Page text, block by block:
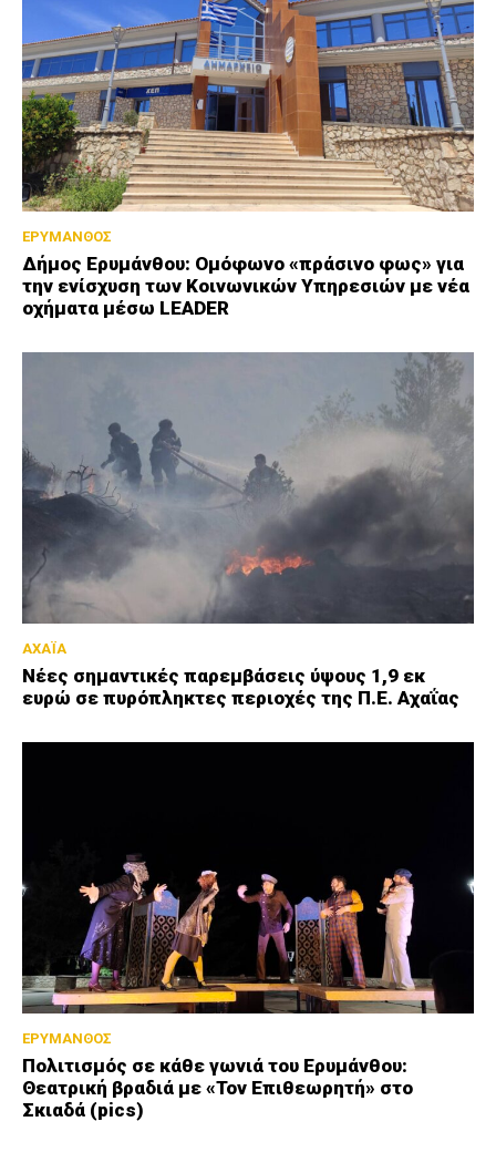
ΕΡΥΜΑΝΘΟΣ
Δήμος Ερυμάνθου: Ομόφωνο «πράσινο φως» για
την ενίσχυση των Κοινωνικών Υπηρεσιών με νέα
οχήματα μέσω LEADER
ΑΧΑΪΑ
Νέες σημαντικές παρεμβάσεις ύψους 1,9 εκ
ευρώ σε πυρόπληκτες περιοχές της Π.Ε. Αχαΐας
ΕΡΥΜΑΝΘΟΣ
Πολιτισμός σε κάθε γωνιά του Ερυμάνθου:
Θεατρική βραδιά με «Τον Επιθεωρητή» στο
Σκιαδά (pics)